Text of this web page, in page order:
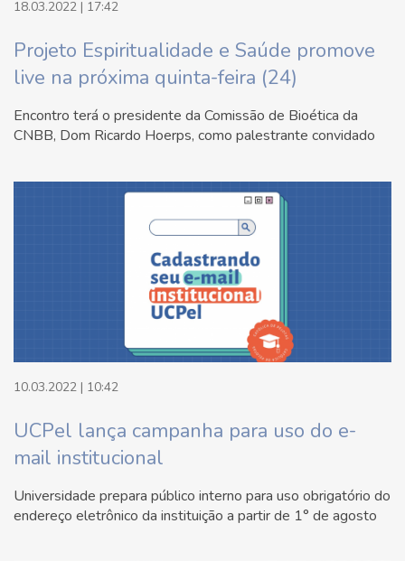
18.03.2022 | 17:42
Projeto Espiritualidade e Saúde promove
live na próxima quinta-feira (24)
Encontro terá o presidente da Comissão de Bioética da
CNBB, Dom Ricardo Hoerps, como palestrante convidado
10.03.2022 | 10:42
UCPel lança campanha para uso do e-
mail institucional
Universidade prepara público interno para uso obrigatório do
endereço eletrônico da instituição a partir de 1° de agosto